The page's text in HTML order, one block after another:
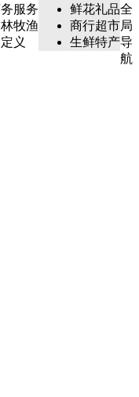
服务
牧渔
义
鲜花礼品
商行超市
生鲜特产
全
局
导
航